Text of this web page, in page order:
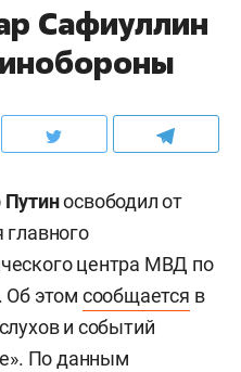
Сафиуллин
освободил от
центра МВД по
. Об этом сообщается в
и событий
По данным